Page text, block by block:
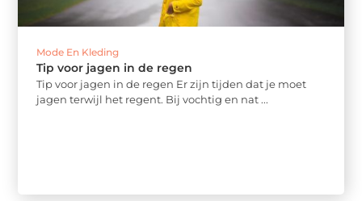
Mode En Kleding
Tip voor jagen in de regen
Tip voor jagen in de regen Er zijn tijden dat je moet
jagen terwijl het regent. Bij vochtig en nat ...